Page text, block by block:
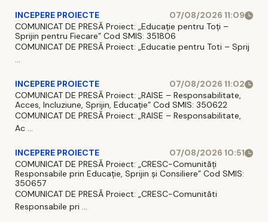
INCEPERE PROIECTE
07/08/2026 11:09
COMUNICAT DE PRESĂ Proiect: „Educație pentru Toți –
Sprijin pentru Fiecare” Cod SMIS: 351806
COMUNICAT DE PRESĂ Proiect: „Educatie pentru Toti – Sprij
...
INCEPERE PROIECTE
07/08/2026 11:02
COMUNICAT DE PRESĂ Proiect: „RAISE – Responsabilitate,
Acces, Incluziune, Sprijin, Educație” Cod SMIS: 350622
COMUNICAT DE PRESĂ Proiect: „RAISE – Responsabilitate,
Ac ...
INCEPERE PROIECTE
07/08/2026 10:51
COMUNICAT DE PRESĂ Proiect: „CRESC-Comunități
Responsabile prin Educație, Sprijin și Consiliere” Cod SMIS:
350657
COMUNICAT DE PRESĂ Proiect: „CRESC-Comunităti
Responsabile pri ...